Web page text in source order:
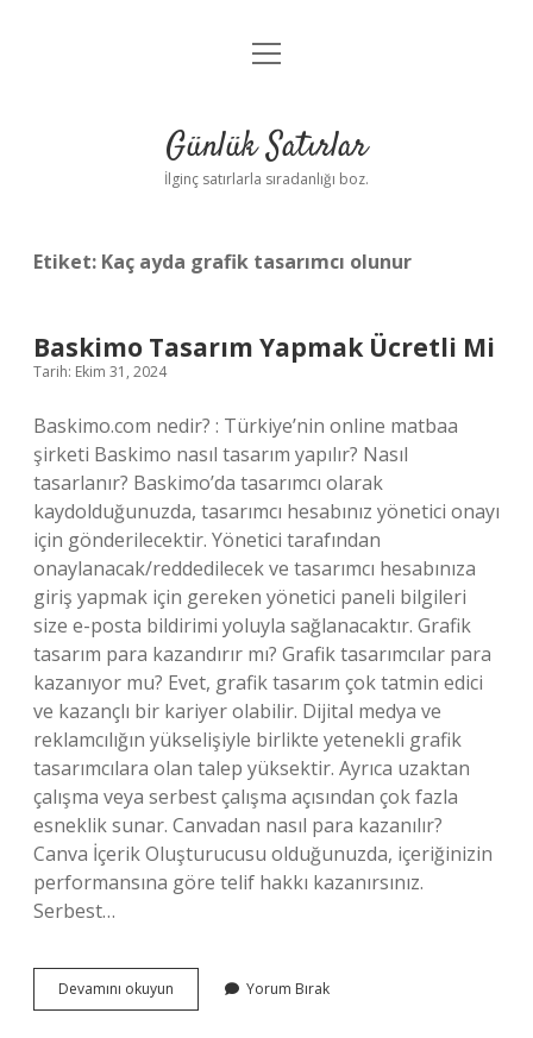
Anasayfa
Yasal Uyarı
menüyü
Günlük Satırlar
İlginç satırlarla sıradanlığı boz.
Etiket: Kaç ayda grafik tasarımcı olunur
Baskimo Tasarım Yapmak Ücretli Mi
Tarih: Ekim 31, 2024
Baskimo.com nedir? : Türkiye’nin online matbaa
şirketi Baskimo nasıl tasarım yapılır? Nasıl
tasarlanır? Baskimo’da tasarımcı olarak
kaydolduğunuzda, tasarımcı hesabınız yönetici onayı
için gönderilecektir. Yönetici tarafından
onaylanacak/reddedilecek ve tasarımcı hesabınıza
giriş yapmak için gereken yönetici paneli bilgileri
size e-posta bildirimi yoluyla sağlanacaktır. Grafik
tasarım para kazandırır mı? Grafik tasarımcılar para
kazanıyor mu? Evet, grafik tasarım çok tatmin edici
ve kazançlı bir kariyer olabilir. Dijital medya ve
reklamcılığın yükselişiyle birlikte yetenekli grafik
tasarımcılara olan talep yüksektir. Ayrıca uzaktan
çalışma veya serbest çalışma açısından çok fazla
esneklik sunar. Canvadan nasıl para kazanılır?
Canva İçerik Oluşturucusu olduğunuzda, içeriğinizin
performansına göre telif hakkı kazanırsınız.
Serbest…
Devamını okuyun Baskimo
Tasarım
Yorum Bırak